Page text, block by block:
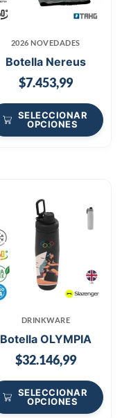
2026 NOVEDADES
Botella Nereus
$7.453,99
SELECCIONAR
OPCIONES
DRINKWARE
Botella OLYMPIA
$32.146,99
SELECCIONAR
OPCIONES